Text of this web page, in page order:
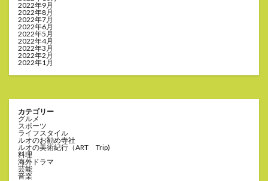
2022年9月
2022年8月
2022年7月
2022年6月
2022年5月
2022年4月
2022年3月
2022年2月
2022年1月
カテゴリー
グルメ
スポーツ
ライフスタイル
ルオのお勧め寺社
ルオの美術紀行（ART Trip)
料理
海外ドラマ
芸能
音楽